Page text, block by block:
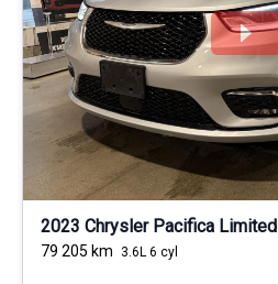
2023 Chrysler Pacifica Limited
79 205 km 3.6L 6 cyl